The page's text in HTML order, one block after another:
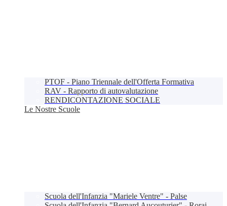
PTOF - Piano Triennale dell'Offerta Formativa
RAV - Rapporto di autovalutazione
RENDICONTAZIONE SOCIALE
Le Nostre Scuole
Scuola dell'Infanzia "Mariele Ventre" - Palse